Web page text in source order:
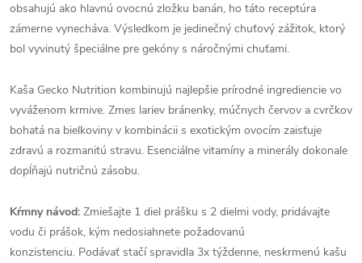
obsahujú ako hlavnú ovocnú zložku banán, ho táto receptúra ​​
zámerne vynecháva. Výsledkom je jedinečný chuťový zážitok, ktorý
bol vyvinutý špeciálne pre gekóny s náročnými chuťami.
Kaša Gecko Nutrition kombinujú najlepšie prírodné ingrediencie vo
vyváženom krmive. Zmes lariev bránenky, múčnych červov a cvrčkov
bohatá na bielkoviny v kombinácii s exotickým ovocím zaisťuje
zdravú a rozmanitú stravu. Esenciálne vitamíny a minerály dokonale
dopĺňajú nutričnú zásobu.
Kŕmny návod: Zmiešajte 1 diel prášku s 2 dielmi vody, pridávajte
vodu či prášok, kým nedosiahnete požadovanú
konzistenciu. Podávať stačí spravidla 3x týždenne, neskrmenú kašu